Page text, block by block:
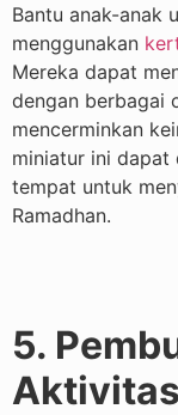
Bantu anak-anak
menggunakan
Mereka dapat
dengan berbagai
mencerminkan
miniatur ini dapat
tempat untuk
Ramadhan.
5.